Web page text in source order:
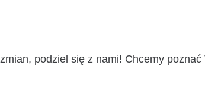
podziel się z nami! Chcemy